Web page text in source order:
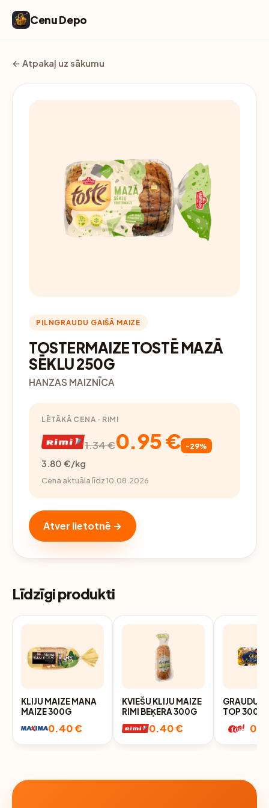
Cenu Depo
← Atpakaļ uz sākumu
PILNGRAUDU GAIŠĀ MAIZE
TOSTERMAIZE TOSTĒ MAZĀ
SĒKLU 250G
HANZAS MAIZNĪCA
LĒTĀKĀ CENA · RIMI
1.34 €0.95 € -29%
3.80 €/kg
Cena aktuāla līdz 10.08.2026
Atver lietotnē →
Līdzīgi produkti
KLIJU MAIZE MANA
MAIZE 300G
0.40 €
KVIEŠU KLIJU MAIZE
RIMI BEĶERA 300G
0.40 €
GRAUDU
TOP 300G